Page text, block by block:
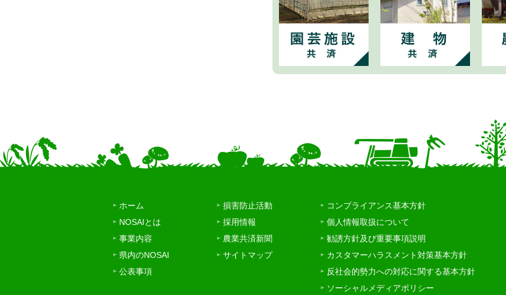
ホーム
NOSAIとは
事業内容
県内のNOSAI
公表事項
損害防止活動
採用情報
農業共済新聞
サイトマップ
コンプライアンス基本方針
個人情報取扱について
勧誘方針及び重要事項説明
カスタマーハラスメント対策基本方針
反社会的勢力への対応に関する基本方針
ソーシャルメディアポリシー